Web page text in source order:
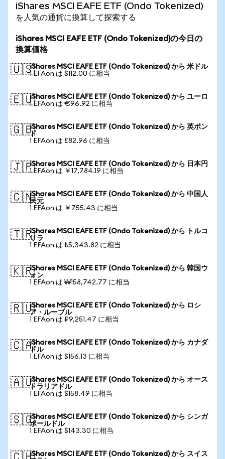
iShares MSCI EAFE ETF (Ondo Tokenized)
を人気の通貨に換算して探索する
iShares MSCI EAFE ETF (Ondo Tokenized)の今日の
換算価格
🇺🇸iShares MSCI EAFE ETF (Ondo Tokenized) から 米ドル
1 EFAon は $112.00 に相当
🇪🇺iShares MSCI EAFE ETF (Ondo Tokenized) から ユーロ
1 EFAon は €96.92 に相当
🇬🇧iShares MSCI EAFE ETF (Ondo Tokenized) から 英ポン
ド
1 EFAon は £82.96 に相当
🇯🇵iShares MSCI EAFE ETF (Ondo Tokenized) から 日本円
1 EFAon は ￥17,784.19 に相当
🇨🇳iShares MSCI EAFE ETF (Ondo Tokenized) から 中国人
民元
1 EFAon は ￥755.43 に相当
🇹🇷iShares MSCI EAFE ETF (Ondo Tokenized) から トルコ
リラ
1 EFAon は ₺5,343.82 に相当
🇰🇷iShares MSCI EAFE ETF (Ondo Tokenized) から 韓国ウ
ォン
1 EFAon は ₩158,742.77 に相当
🇷🇺iShares MSCI EAFE ETF (Ondo Tokenized) から ロシ
ア・ルーブル
1 EFAon は ₽9,251.47 に相当
🇨🇦iShares MSCI EAFE ETF (Ondo Tokenized) から カナダ
ドル
1 EFAon は $156.13 に相当
🇦🇺iShares MSCI EAFE ETF (Ondo Tokenized) から オース
トラリアドル
1 EFAon は $158.49 に相当
🇸🇬iShares MSCI EAFE ETF (Ondo Tokenized) から シンガ
ポールドル
1 EFAon は $143.30 に相当
iShares MSCI EAFE ETF (Ondo Tokenized) から スイス